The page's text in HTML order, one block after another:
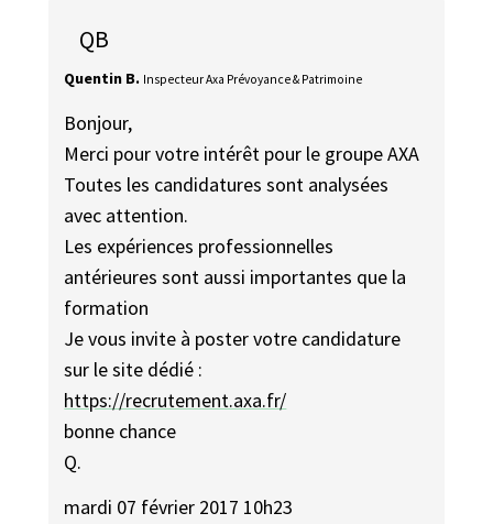
QB
Quentin B. Inspecteur Axa Prévoyance & Patrimoine
Bonjour,
Merci pour votre intérêt pour le groupe AXA
Toutes les candidatures sont analysées
avec attention.
Les expériences professionnelles
antérieures sont aussi importantes que la
formation
Je vous invite à poster votre candidature
sur le site dédié :
https://recrutement.axa.fr/
bonne chance
Q.
mardi 07 février 2017 10h23